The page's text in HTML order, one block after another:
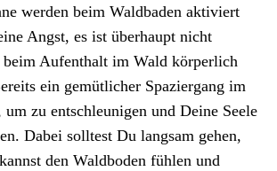
werden beim Waldbaden aktiviert
Angst, es ist überhaupt nicht
Aufenthalt im Wald körperlich
ein gemütlicher Spaziergang im
zu entschleunigen und Deine Seele
Dabei solltest Du langsam gehen,
den Waldboden fühlen und